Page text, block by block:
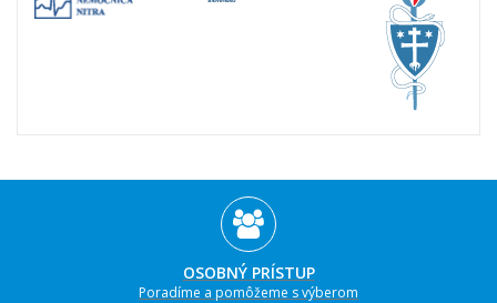
OSOBNÝ PRÍSTUP
Poradíme a pomôžeme s výberom